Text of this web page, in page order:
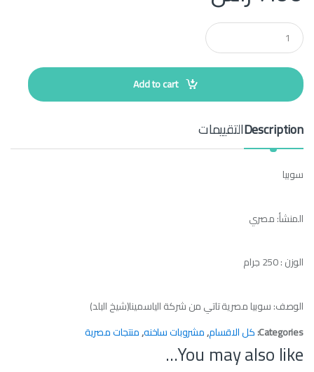
Q
u
a
t
i
Add to cart
Descriptionالتقييمات
سوبيا
المنشأ: مصري
الوزن : 250 جرام
الوصف: سوبيا مصرية تاتي من شركة الياسمينا(شيخ البلد)
Categories: كل الاقسام,مشروبات ساخنه,منتجات مصرية
You may also like…